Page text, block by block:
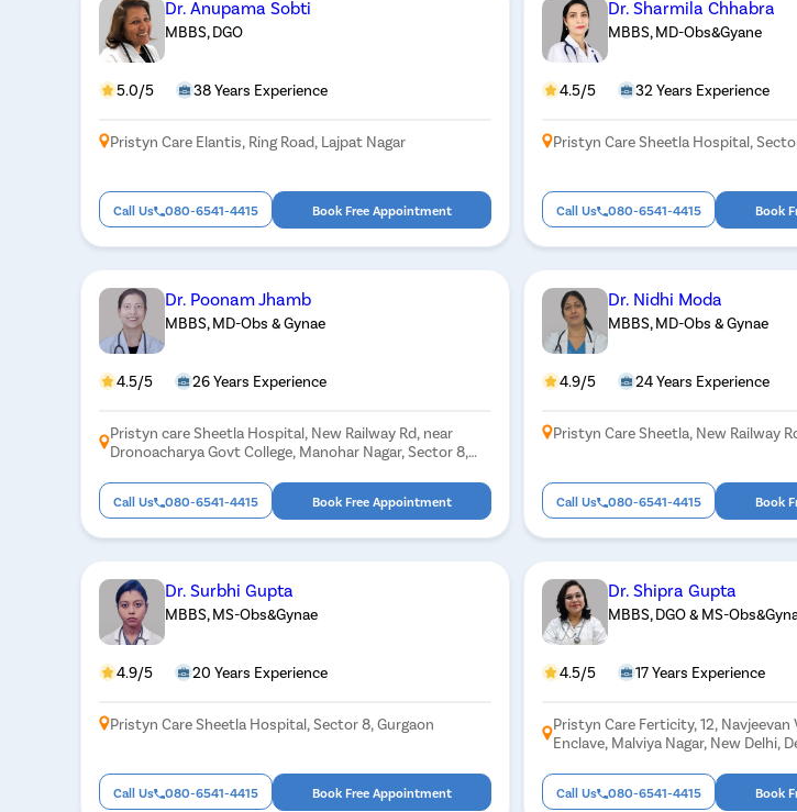
Dr. Anupama Sobti
MBBS, DGO
5.0/5 38 Years Experience
Pristyn Care Elantis, Ring Road, Lajpat Nagar
Call Us 080-6541-4415 Book Free Appointment
Dr. Sharmila Chhabra
MBBS, MD-Obs&Gyane
4.5/5 32 Years Experience
Pristyn Care Sheetla Hospital,
Call Us 080-6541-4415 Book
Dr. Poonam Jhamb
MBBS, MD-Obs & Gynae
4.5/5 26 Years Experience
Pristyn care Sheetla Hospital, New Railway Rd, near
Dronoacharya Govt College, Manohar Nagar, Sector 8,
Call Us 080-6541-4415 Book Free Appointment
Dr. Nidhi Moda
MBBS, MD-Obs & Gynae
4.9/5 24 Years Experience
Pristyn Care Sheetla, New Railway
Call Us 080-6541-4415 Book
Dr. Surbhi Gupta
MBBS, MS-Obs&Gynae
4.9/5 20 Years Experience
Pristyn Care Sheetla Hospital, Sector 8, Gurgaon
Call Us 080-6541-4415 Book Free Appointment
Dr. Shipra Gupta
MBBS, DGO & MS-
4.5/5 17 Years Experience
Pristyn Care Ferticity, 12, Navjeevan
Enclave, Malviya Nagar, New Delhi,
Call Us 080-6541-4415 Book